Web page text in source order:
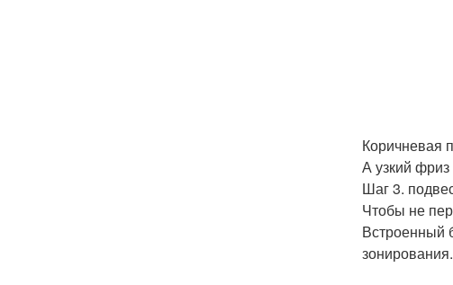
Коричневая
А узкий
Шаг 3.
Чтобы не
Встроенный